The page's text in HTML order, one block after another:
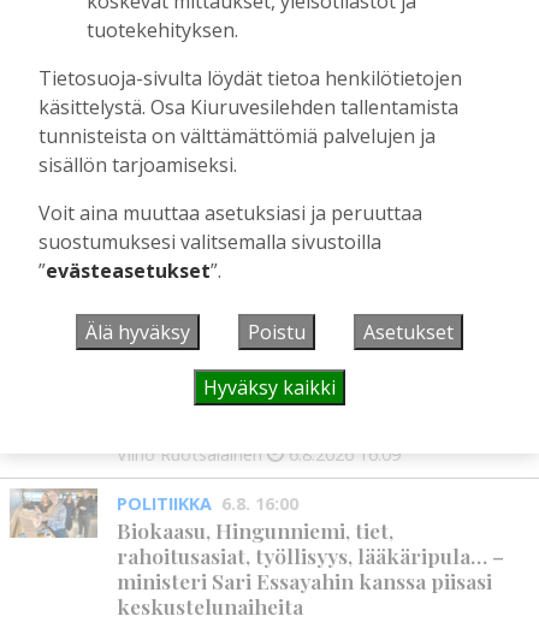
Kiuruveden Ruutanalta
Tilaajille
Aku Laatikainen 22.7.2026 11:00
Suuret kuolonvuodet tekivät tuhojaan
Kiuruvedellä 1600-luvun lopulla
Tilaajille
Sami Tapanainen 22.7.2026 09:00
MIELIPIDE 6.8. 16:09
Kuinka kauan Kiuruveden pyöräteiden
Vilho Ruotsalainen 6.8.2026 16:09
POLITIIKKA 6.8. 16:00
Biokaasu, Hingunniemi, tiet,
rahoitusasiat, työllisyys, lääkäripula… –
ministeri Sari Essayahin kanssa piisasi
keskustelunaiheita
tuotekehityksen.
Tietosuoja-sivulta löydät tietoa henkilötietojen
käsittelystä. Osa Kiuruvesilehden tallentamista
tunnisteista on välttämättömiä palvelujen ja
sisällön tarjoamiseksi.
Voit aina muuttaa asetuksiasi ja peruuttaa
suostumuksesi valitsemalla sivustoilla
”evästeasetukset”.
Älä hyväksy Poistu Asetukset
Hyväksy kaikki